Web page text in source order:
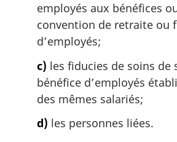
employés aux bénéfices
convention de retraite ou
d’employés;
c) les fiducies de soins de
bénéfice d’employés
des mêmes salariés;
d) les personnes liées.